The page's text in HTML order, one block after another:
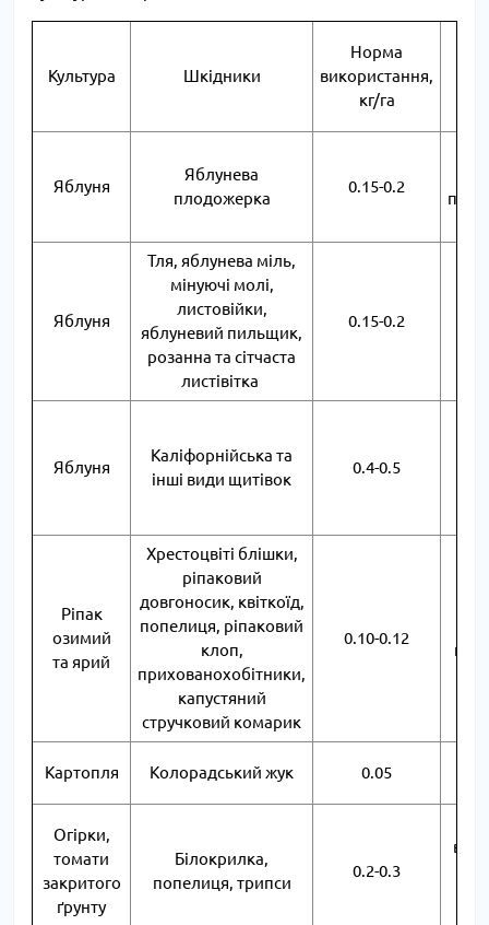
Культура Шкідники
Норма
використання,
кг/га
Яблуня
Яблунева
плодожерка
0.15-0.2
Яблуня
Тля, яблунева міль,
мінуючі молі,
листовійки,
яблуневий пильщик,
розанна та сітчаста
листівітка
0.15-0.2
Яблуня
Каліфорнійська та
інші види щитівок
0.4-0.5
Ріпак
озимий
та ярий
Хрестоцвіті блішки,
ріпаковий
довгоносик, квіткоїд,
попелиця, ріпаковий
клоп,
прихованохобітники,
капустяний
стручковий комарик
0.10-0.12
на
Картопля Колорадський жук 0.05
Огірки,
томати
закритого
ґрунту
Білокрилка,
попелиця, трипси
0.2-0.3